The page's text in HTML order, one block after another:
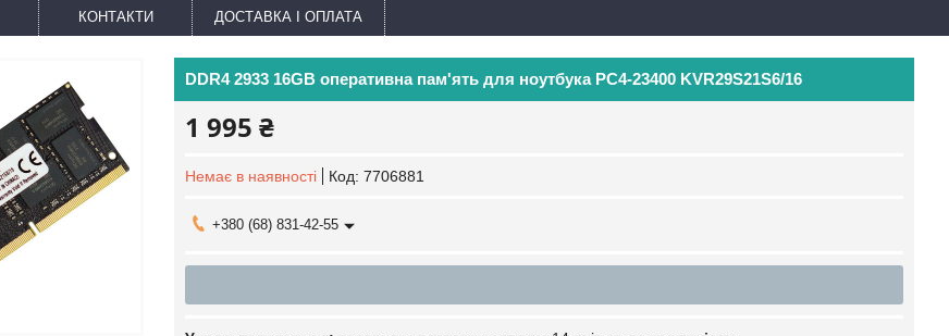
КОНТАКТИ ДОСТАВКА І ОПЛАТА
DDR4 2933 16GB оперативна пам'ять для ноутбука PC4-23400 KVR29S21S6/16
1 995 ₴
Немає в наявності Код: 7706881
+380 (68) 831-42-55